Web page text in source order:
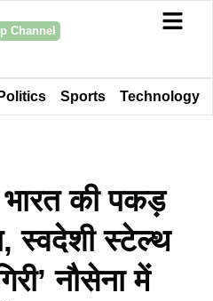
Channel
Politics Sports Technology
भारत की पकड़
स्वदेशी स्टेल्थ
नौसेना में